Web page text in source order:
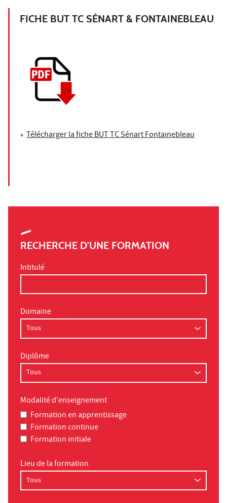
FICHE BUT TC SÉNART & FONTAINEBLEAU
Télécharger la fiche BUT TC Sénart Fontainebleau
RECHERCHE D'UNE FORMATION
Intitulé
Domaine
Diplôme
Modalité d'enseignement
Formation en apprentissage
Formation continue
Formation initiale
Lieu de la formation